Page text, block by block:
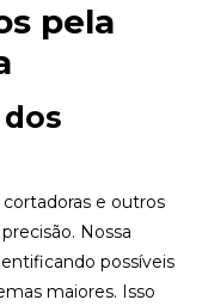
pela
e outros
Nossa
possíveis
maiores. Isso